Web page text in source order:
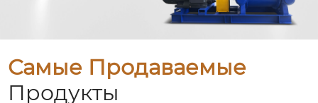
Самые Продаваемые
Продукты